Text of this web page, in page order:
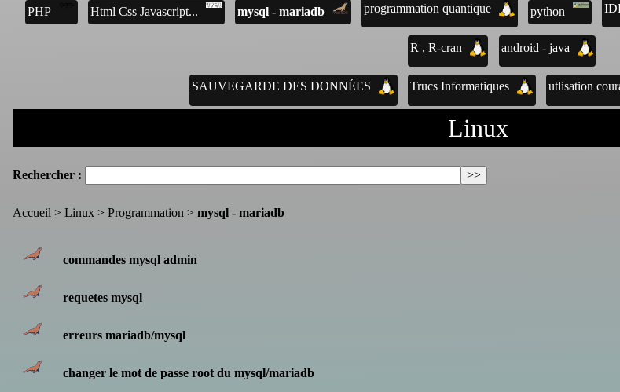
PHP Html Css Javascript... mysql - mariadb programmation quantique python
R , R-cran android - java
SAUVEGARDE DES DONNÉES Trucs Informatiques utlisation
Linux
Rechercher :
Accueil > Linux > Programmation > mysql - mariadb
commandes mysql admin
requetes mysql
erreurs mariadb/mysql
changer le mot de passe root du mysql/mariadb